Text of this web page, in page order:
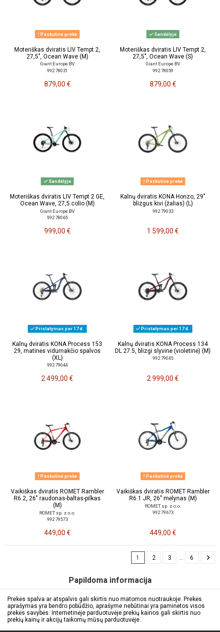
Paskutinė prekė
Moteriškas dviratis LIV Tempt 2,
27,5", Ocean Wave (M)
Giant Europe BV
992 78031
879,00 €
Sandėlyje
Moteriškas dviratis LIV Tempt 2,
27,5", Ocean Wave (S)
Giant Europe BV
992 78059
879,00 €
Sandėlyje
Moteriškas dviratis LIV Tempt 2 GE,
Ocean Wave, 27,5 colio (M)
Giant Europe BV
992 78065
999,00 €
Paskutinė prekė
Kalnų dviratis KONA Honzo, 29"
blizgus kivi (žalias) (L)
992 79033
1 599,00 €
Pristatymas per 17 d.
Kalnų dviratis KONA Process 153
29, matinės vidurnakčio spalvos
(XL)
992 79044
2 499,00 €
Pristatymas per 17 d.
Kalnų dviratis KONA Process 134
DL 27.5, blizgi slyvinė (violetinė) (M)
992 79045
2 999,00 €
Paskutinė prekė
Vaikiškas dviratis ROMET Rambler
R6.2, 26" raudonas-baltas-pilkas
(M)
ROMET sp. z o.o.
992 79573
449,00 €
Paskutinė prekė
Vaikiškas dviratis ROMET Rambler
R6.1 JR, 26" mėlynas (M)
ROMET sp. z o.o.
992 79673
449,00 €
1 2 3 6
Papildoma informacija
Prekės spalva ar atspalvis gali skirtis nuo matomos nuotraukoje. Prekės
aprašymas yra bendro pobūdžio, aprašyme nebūtinai yra paminėtos visos
prekės savybės. Internetinėje parduotuvėje prekių kainos gali skirtis nuo
prekių kainų ir akcijų taikomų mūsų parduotuvėje.